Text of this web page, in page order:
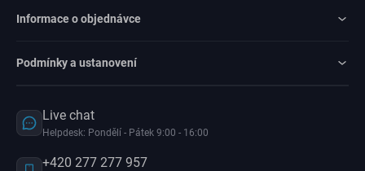
Informace o objednávce
Podmínky a ustanovení
Live chat
Helpdesk: Pondělí - Pátek 9:00 - 16:00
+420 277 277 957